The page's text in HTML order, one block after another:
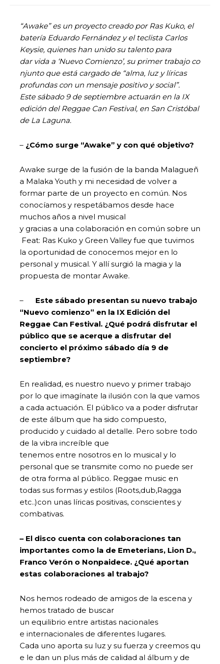
“Awake” es un proyecto creado por Ras Kuko, el
batería Eduardo Fernández y el teclista Carlos
Keysie, quienes han unido su talento para
dar vida a ‘Nuevo Comienzo’, su primer trabajo co
njunto que está cargado de “alma, luz y líricas
profundas con un mensaje positivo y social”.
Este sábado 9 de septiembre actuarán en la IX
edición del Reggae Can Festival, en San Cristóbal
de La Laguna.
– ¿Cómo surge “Awake” y con qué objetivo?
Awake surge de la fusión de la banda Malagueñ
a Malaka Youth y mi necesidad de volver a
formar parte de un proyecto en común. Nos
conocíamos y respetábamos desde hace
muchos años a nivel musical
y gracias a una colaboración en común sobre un
Feat: Ras Kuko y Green Valley fue que tuvimos
la oportunidad de conocemos mejor en lo
personal y musical. Y allí surgió la magia y la
propuesta de montar Awake.
– Este sábado presentan su nuevo trabajo
“Nuevo comienzo” en la IX Edición del
Reggae Can Festival. ¿Qué podrá disfrutar el
público que se acerque a disfrutar del
concierto el próximo sábado día 9 de
septiembre?
En realidad, es nuestro nuevo y primer trabajo
por lo que imagínate la ilusión con la que vamos
a cada actuación. El público va a poder disfrutar
de este álbum que ha sido compuesto,
producido y cuidado al detalle. Pero sobre todo
de la vibra increíble que
tenemos entre nosotros en lo musical y lo
personal que se transmite como no puede ser
de otra forma al público. Reggae music en
todas sus formas y estilos (Roots,dub,Ragga
etc..)con unas líricas positivas, conscientes y
combativas.
– El disco cuenta con colaboraciones tan
importantes como la de Emeterians, Lion D.,
Franco Verón o Nonpaidece. ¿Qué aportan
estas colaboraciones al trabajo?
Nos hemos rodeado de amigos de la escena y
hemos tratado de buscar
un equilibrio entre artistas nacionales
e internacionales de diferentes lugares.
Cada uno aporta su luz y su fuerza y creemos qu
e le dan un plus más de calidad al álbum y de